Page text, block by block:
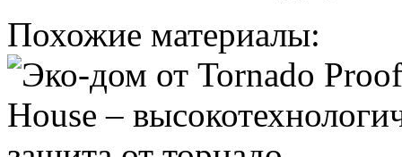
Похожие материалы: